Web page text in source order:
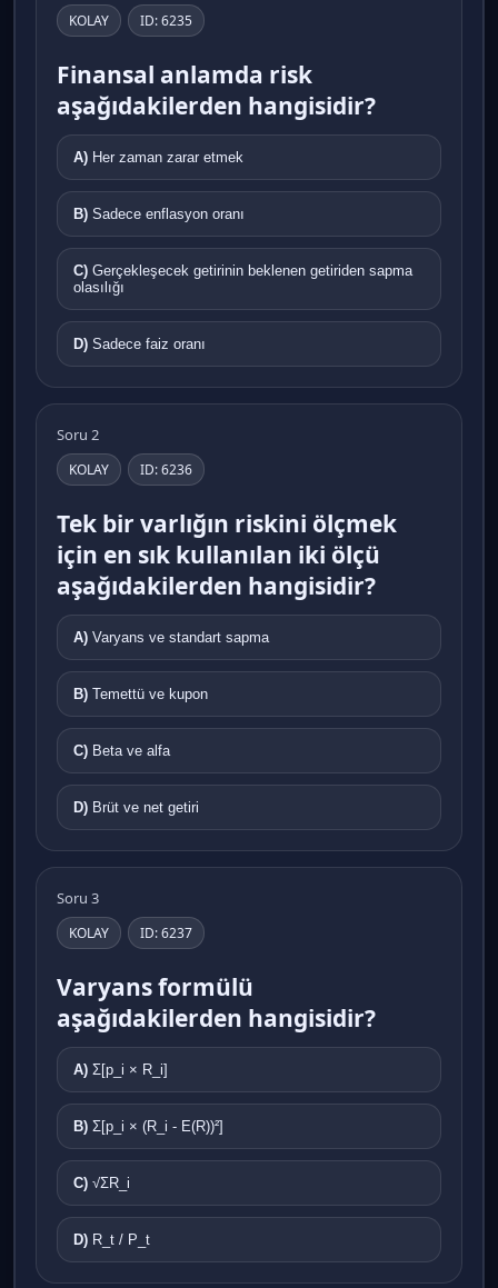
KOLAY ID: 6235
Finansal anlamda risk
aşağıdakilerden hangisidir?
A) Her zaman zarar etmek
B) Sadece enflasyon oranı
C)
olasılığı
D) Sadece faiz oranı
Soru 2
KOLAY ID: 6236
Tek bir varlığın riskini ölçmek
için en sık kullanılan iki ölçü
aşağıdakilerden hangisidir?
A) Varyans ve standart sapma
B) Temettü ve kupon
C) Beta ve alfa
D) Brüt ve net getiri
Soru 3
KOLAY ID: 6237
Varyans formülü
aşağıdakilerden hangisidir?
A) Σ[p_i × R_i]
B) Σ[p_i × (R_i - E(R))²]
C) √ΣR_i
D) R_t / P_t